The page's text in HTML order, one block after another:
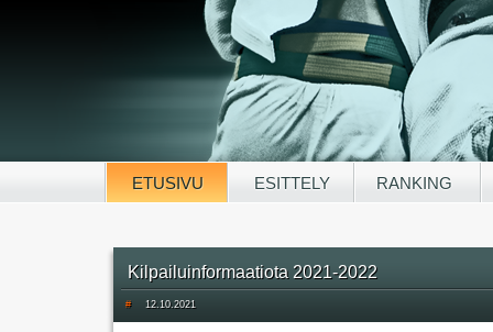
ETUSIVU ESITTELY RANKING
Kilpailuinformaatiota 2021-2022
# 12.10.2021